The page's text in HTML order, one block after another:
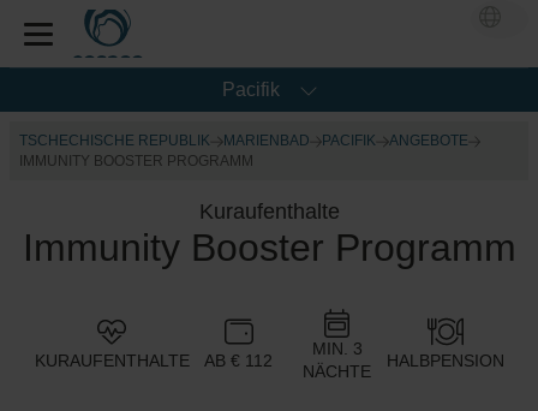
Pacifik
TSCHECHISCHE REPUBLIK MARIENBAD PACIFIK
ANGEBOTE
IMMUNITY BOOSTER PROGRAMM
Kuraufenthalte
Immunity Booster Programm
KURAUFENTHALTE AB € 112
MIN. 3
NÄCHTE
HALBPENSION